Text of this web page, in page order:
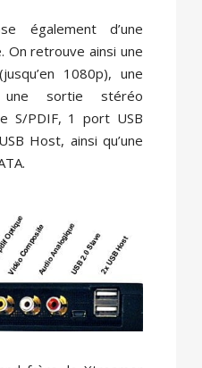
également d’une
On retrouve ainsi une
1080p), une
une sortie stéréo
S/PDIF, 1 port USB
Host, ainsi qu’une